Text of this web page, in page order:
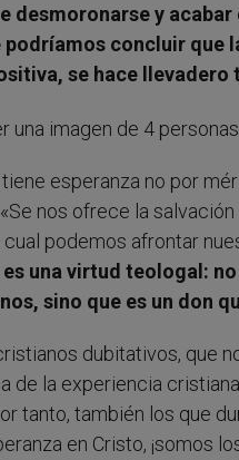
desmoronarse y
concluir que
se hace llevadero
esperanza no por
nos ofrece la
cual podemos afrontar
una virtud teologal:
sino que es un don
dubitativos, que
de la experiencia
tanto, también los que
en Cristo, ¡somos